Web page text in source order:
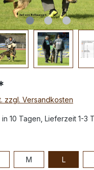
zzgl. Versandkosten
10 Tagen, Lieferzeit 1-3
M L